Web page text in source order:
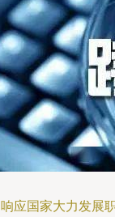
应国家大力发展